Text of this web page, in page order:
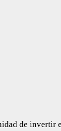
de invertir